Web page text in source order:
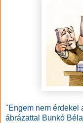
"Engem nem érdekel
ábrázattal Bunkó Béla